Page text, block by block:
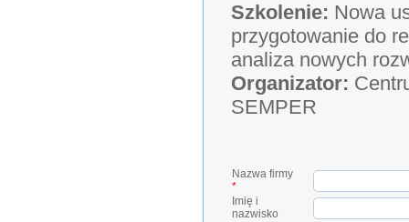
Szkolenie: Nowa
przygotowanie do
analiza nowych
Organizator:
SEMPER
Nazwa firmy
*
Imię i
nazwisko